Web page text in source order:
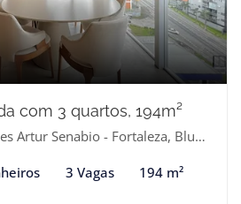
com 3 quartos, 194m²
Senabio - Fortaleza, Blumenau-SC
3 Vagas 194 m²